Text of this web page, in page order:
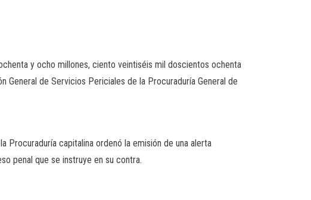
y ocho millones, ciento veintiséis mil doscientos ochenta
de Servicios Periciales de la Procuraduría General de
Procuraduría capitalina ordenó la emisión de una alerta
penal que se instruye en su contra.